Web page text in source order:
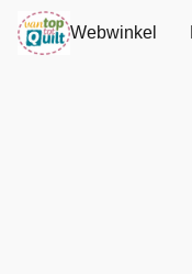
Webwinkel